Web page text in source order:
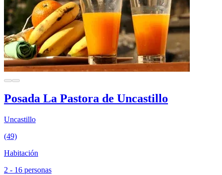
Posada La Pastora de Uncastillo
Uncastillo
(49)
Habitación
2 - 16 personas